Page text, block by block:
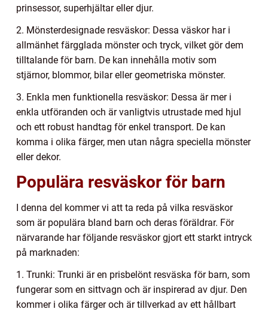
prinsessor, superhjältar eller djur.
2. Mönsterdesignade resväskor: Dessa väskor har i
allmänhet färgglada mönster och tryck, vilket gör dem
tilltalande för barn. De kan innehålla motiv som
stjärnor, blommor, bilar eller geometriska mönster.
3. Enkla men funktionella resväskor: Dessa är mer i
enkla utföranden och är vanligtvis utrustade med hjul
och ett robust handtag för enkel transport. De kan
komma i olika färger, men utan några speciella mönster
eller dekor.
Populära resväskor för barn
I denna del kommer vi att ta reda på vilka resväskor
som är populära bland barn och deras föräldrar. För
närvarande har följande resväskor gjort ett starkt intryck
på marknaden:
1. Trunki: Trunki är en prisbelönt resväska för barn, som
fungerar som en sittvagn och är inspirerad av djur. Den
kommer i olika färger och är tillverkad av ett hållbart